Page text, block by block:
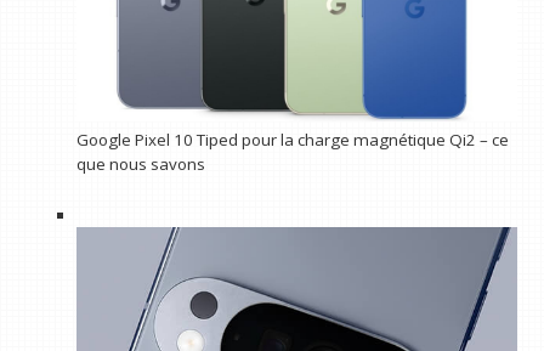
Google Pixel 10 Tiped pour la charge magnétique Qi2 – ce
que nous savons